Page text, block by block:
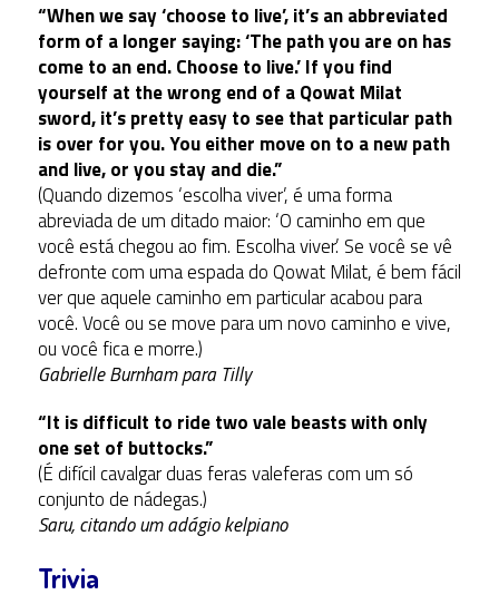
“When we say ‘choose to live’, it’s an abbreviated
form of a longer saying: ‘The path you are on has
come to an end. Choose to live.’ If you find
yourself at the wrong end of a Qowat Milat
sword, it’s pretty easy to see that particular path
is over for you. You either move on to a new path
and live, or you stay and die.”
(Quando dizemos ‘escolha viver’, é uma forma
abreviada de um ditado maior: ‘O caminho em que
você está chegou ao fim. Escolha viver.’ Se você se vê
defronte com uma espada do Qowat Milat, é bem fácil
ver que aquele caminho em particular acabou para
você. Você ou se move para um novo caminho e vive,
ou você fica e morre.)
Gabrielle Burnham para Tilly
“It is difficult to ride two vale beasts with only
one set of buttocks.”
(É difícil cavalgar duas feras valeferas com um só
conjunto de nádegas.)
Saru, citando um adágio kelpiano
Trivia